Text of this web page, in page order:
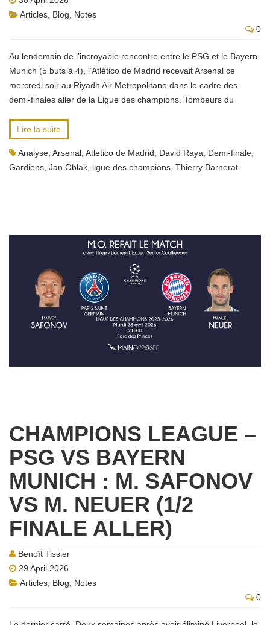
Articles Blog
Notes
0
Au lendemain de l’incroyable rencontre entre le PSG et le Bayern
Munich (5 buts à 4), l’Atlético de Madrid recevait Arsenal ce
mercredi soir au Riyadh Air Metropolitano dans le cadre des
demi-finales aller de la Ligue des champions. Tombeurs du
Lire la suite
Analyse Arsenal Atletico de Madrid David Raya Demi-finale
Gardiens Jan Oblak ligue des champions Thierry Barnerat
CHAMPIONS LEAGUE –
PSG VS BAYERN
MUNICH : M. SAFONOV
VS M. NEUER (1/2
FINALE ALLER)
Benoît Tissier
29 April 2026
Articles Blog
Notes
0